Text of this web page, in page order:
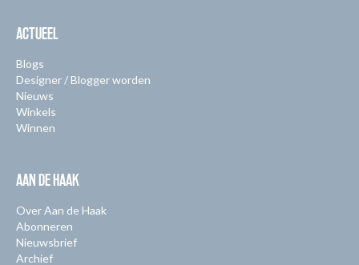
ACTUEEL
Blogs
Designer / Blogger worden
Nieuws
Winkels
Winnen
AAN DE HAAK
Over Aan de Haak
Abonneren
Nieuwsbrief
Archief